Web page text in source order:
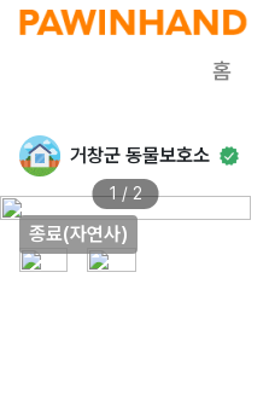
홈
거창군 동물보호소
종료(자연사)
1 / 2